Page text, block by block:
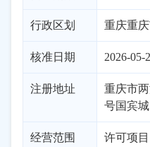
行政区划 重庆重
核准日期 2026-05-
注册地址
重庆市
号国宾
经营范围
许可项